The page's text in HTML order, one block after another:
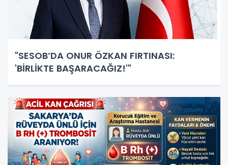
"SESOB’DA ONUR ÖZKAN FIRTINASI:
'BİRLİKTE BAŞARACAĞIZ!'"